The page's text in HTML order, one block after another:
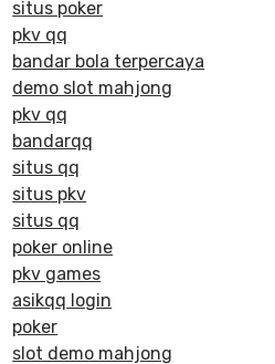
situs poker
pkv qq
bandar bola terpercaya
demo slot mahjong
pkv qq
bandarqq
situs qq
situs pkv
situs qq
poker online
pkv games
asikqq login
poker
slot demo mahjong